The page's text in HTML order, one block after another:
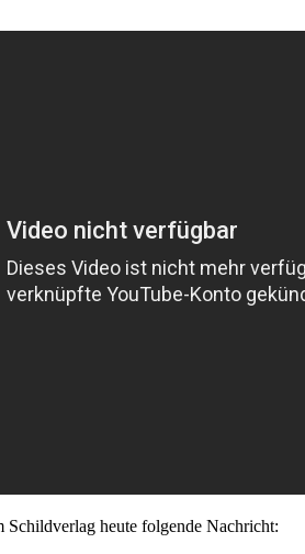
Schildverlag heute folgende Nachricht: